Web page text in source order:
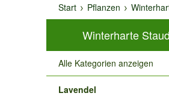
Start
Pflanzen
Winterharte
Alle Kategorien anzeigen
Lavendel